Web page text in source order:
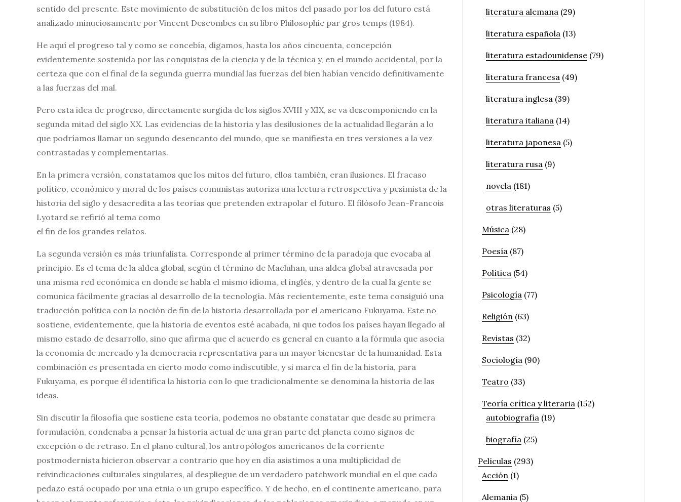
sentido del presente. Este movimiento de substitución de los mitos del pasado por los del futuro está
analizado minuciosamente por Vincent Descombes en su libro Philosophie par gros temps (1984).
He aquí el progreso tal y como se concebía, digamos, hasta los años cincuenta, concepción
evidentemente sostenida por las conquistas de la ciencia y de la técnica y, en el mundo accidental, por la
certeza que con el final de la segunda guerra mundial las fuerzas del bien habían vencido definitivamente
a las fuerzas del mal.
Pero esta idea de progreso, directamente surgida de los siglos XVIII y XIX, se va descomponiendo en la
segunda mitad del siglo XX. Las evidencias de la historia y las desilusiones de la actualidad llegarán a lo
que podríamos llamar un segundo desencanto del mundo, que se manifiesta en tres versiones a la vez
contrastadas y complementarias.
En la primera versión, constatamos que los mitos del futuro, ellos también, eran ilusiones. El fracaso
político, económico y moral de los países comunistas autoriza una lectura retrospectiva y pesimista de la
historia del siglo y desacredita a las teorías que pretenden extrapolar el futuro. El filósofo Jean-Francois
Lyotard se refirió al tema como
el fin de los grandes relatos.
La segunda versión es más triunfalista. Corresponde al primer término de la paradoja que evocaba al
principio. Es el tema de la aldea global, según el término de Macluhan, una aldea global atravesada por
una misma red económica en donde se habla el mismo idioma, el inglés, y dentro de la cual la gente se
comunica fácilmente gracias al desarrollo de la tecnología. Más recientemente, este tema consiguió una
traducción política con la noción de fin de la historia desarrollada por el americano Fukuyama. Este no
sostiene, evidentemente, que la historia de eventos esté acabada, ni que todos los países hayan llegado al
mismo estado de desarrollo, sino que afirma que el acuerdo es general en cuanto a la fórmula que asocia
la economía de mercado y la democracia representativa para un mayor bienestar de la humanidad. Esta
combinación es presentada en cierto modo como indiscutible, y si marca el fin de la historia, para
Fukuyama, es porque él identifica la historia con lo que tradicionalmente se denomina la historia de las
ideas.
Sin discutir la filosofía que sostiene esta teoría, podemos no obstante constatar que desde su primera
formulación, condenaba a pensar la historia actual de una gran parte del planeta como signos de
excepción o de retraso. En el plano cultural, los antropólogos americanos de la corriente
postmodernista hicieron observar a contrario que hoy en día asistimos a una multiplicidad de
reivindicaciones culturales singulares, al despliegue de un verdadero patchwork mundial en el que cada
pedazo está ocupado por una etnia o un grupo específico. Y de hecho, en el continente americano, para
literatura alemana (29)
literatura española (13)
literatura estadounidense (79)
literatura francesa (49)
literatura inglesa (39)
literatura italiana (14)
literatura japonesa (5)
literatura rusa (9)
novela (181)
otras literaturas (5)
Música (28)
Poesía (87)
Política (54)
Psicología (77)
Religión (63)
Revistas (32)
Sociología (90)
Teatro (33)
Teoría crítica y literaria (152)
autobiografía (19)
biografía (25)
Películas (293)
Acción (1)
Alemania (5)